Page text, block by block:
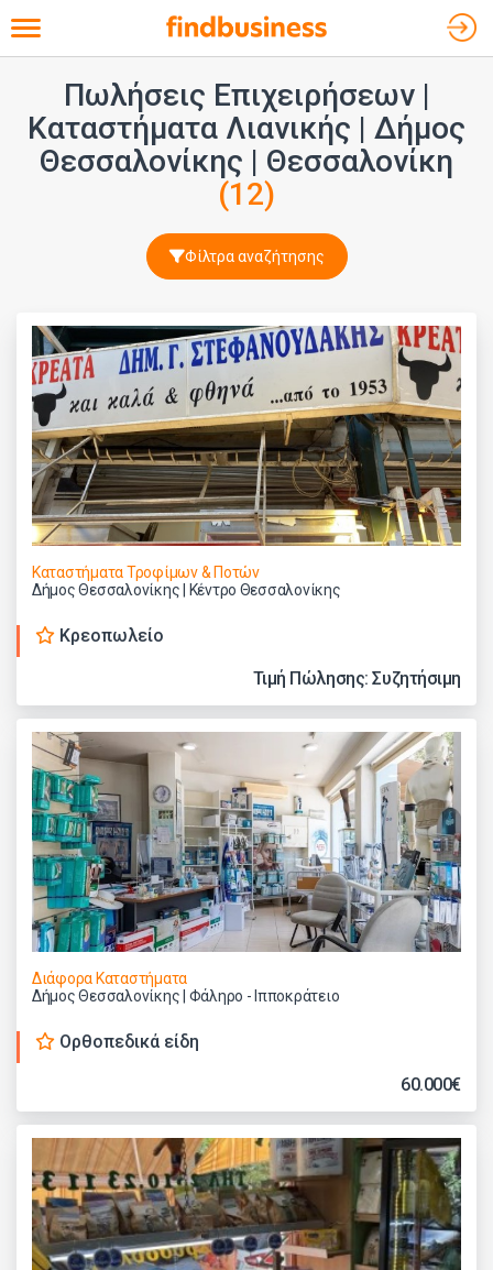
Toggle navigation
Πωλήσεις Επιχειρήσεων |
Καταστήματα Λιανικής | Δήμος
Θεσσαλονίκης | Θεσσαλονίκη
(12)
Φίλτρα αναζήτησης
Καταστήματα Τροφίμων & Ποτών
Δήμος Θεσσαλονίκης | Κέντρο Θεσσαλονίκης
Κρεοπωλείο
Τιμή Πώλησης: Συζητήσιμη
Διάφορα Καταστήματα
Δήμος Θεσσαλονίκης | Φάληρο - Ιπποκράτειο
Ορθοπεδικά είδη
60.000€